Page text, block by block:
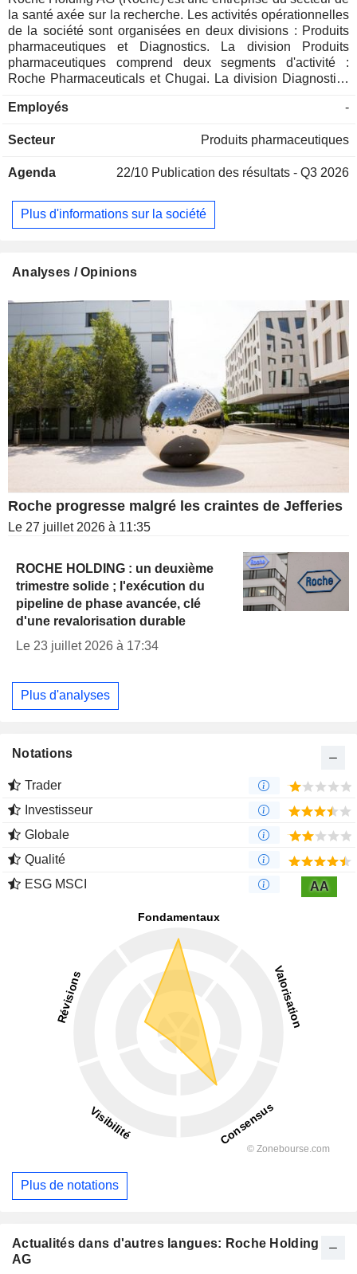
Actualités dans d'autres langues: Roche Holding
AG
la santé axée sur la recherche. Les activités opérationnelles
de la société sont organisées en deux divisions : Produits
pharmaceutiques et Diagnostics. La division Produits
pharmaceutiques comprend deux segments d'activité :
Roche Pharmaceuticals et Chugai. La division Diagnostics
Diagnostics moléculaires, Diagnostics professionnels et
médicaments pour divers domaines thérapeutiques,
infectieuses, l'ophtalmologie et les neurosciences. Ses
Bactrim, Bondronat, CellCept, Cotellic, Dilatrend, Dormicum,
Invirase, Kadcyla, Kytril (Kevatril), Lariam, MabThera,
produits destinés aux chercheurs, notamment dans les
du séquençage du génome et de la purification des acides
Employés -
Secteur Produits pharmaceutiques
Agenda 22/10 Publication des résultats - Q3 2026
Plus d'informations sur la société
Analyses / Opinions
Roche progresse malgré les craintes de Jefferies
Le 27 juillet 2026 à 11:35
ROCHE HOLDING : un deuxième
trimestre solide ; l'exécution du
pipeline de phase avancée, clé
d'une revalorisation durable
Le 23 juillet 2026 à 17:34
Plus d'analyses
Notations
Trader
Investisseur
Globale
Qualité
ESG MSCI
AA
Plus de notations